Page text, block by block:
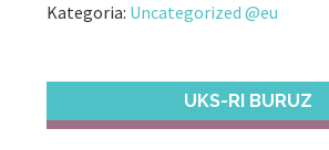
Kategoria: Uncategorized @eu
UKS-RI BURUZ